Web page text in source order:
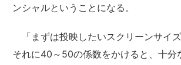
ンシャルということになる。
「まずは投映したいスクリーンサイズ
それに40～50の係数をかけると、十分